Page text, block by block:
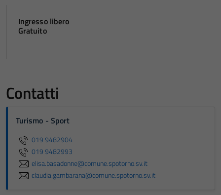
Ingresso libero
Gratuito
Contatti
Turismo - Sport
019 9482904
019 9482993
elisa.basadonne@comune.spotorno.sv.it
claudia.gambarana@comune.spotorno.sv.it